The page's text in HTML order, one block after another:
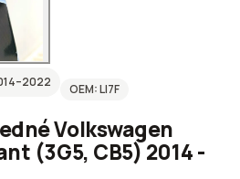
–2022 OEM:LI7F
Volkswagen
(3G5, CB5) 2014 -